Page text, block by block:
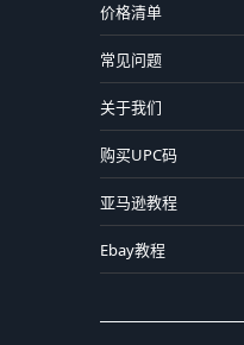
价格清单
常见问题
关于我们
购买UPC码
亚马逊教程
Ebay教程